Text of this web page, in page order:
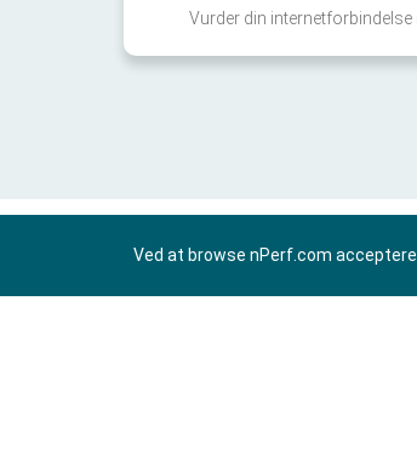
Vurder din internetforbindelse
Ved at browse nPerf.com